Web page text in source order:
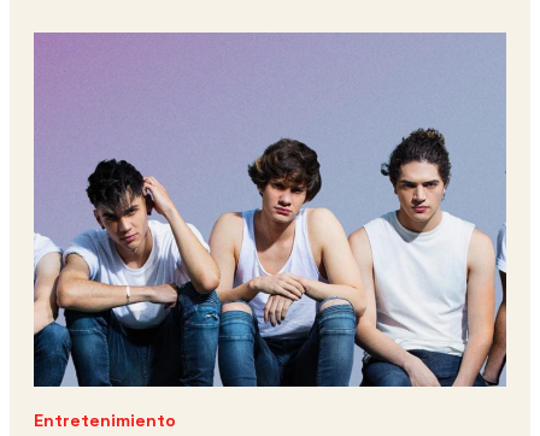
Entretenimiento